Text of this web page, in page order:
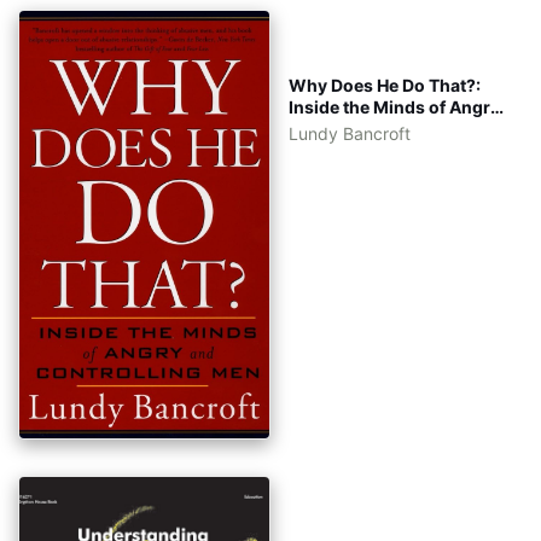
Why Does He Do That?:
Inside the Minds of Angry
and Controlling Men -
eBook tiếng Việt - kèm file
Lundy Bancroft